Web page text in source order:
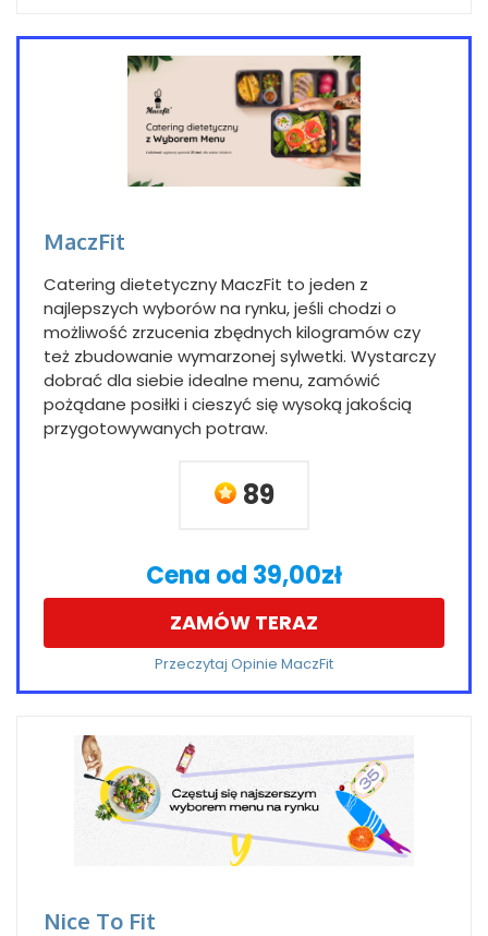
MaczFit
Catering dietetyczny MaczFit to jeden z
najlepszych wyborów na rynku, jeśli chodzi o
możliwość zrzucenia zbędnych kilogramów czy
też zbudowanie wymarzonej sylwetki. Wystarczy
dobrać dla siebie idealne menu, zamówić
pożądane posiłki i cieszyć się wysoką jakością
przygotowywanych potraw.
89
Cena od 39,00zł
ZAMÓW TERAZ
Przeczytaj Opinie MaczFit
Nice To Fit